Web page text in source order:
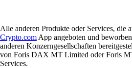
Alle anderen Produkte oder Services, die
Crypto.com App angeboten und
anderen Konzerngesellschaften
von Foris DAX MT Limited oder Foris
Services.